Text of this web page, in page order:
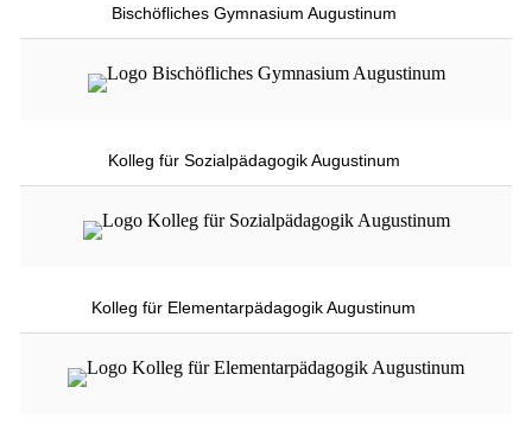
Bischöfliches Gymnasium Augustinum
Kolleg für Sozialpädagogik Augustinum
Kolleg für Elementarpädagogik Augustinum